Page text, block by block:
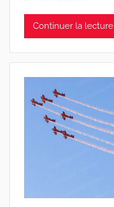
Continuer la lecture